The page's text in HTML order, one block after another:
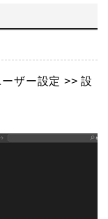
ザー設定 >> 設